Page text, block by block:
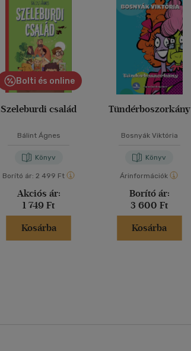
Bolti és online
Szeleburdi család
Bálint Ágnes
Könyv
Borító ár: 2 499 Ft
Akciós ár:
1 749 Ft
Kosárba
Tündérboszorkány
Bosnyák Viktória
Könyv
Árinformációk
Borító ár:
3 600 Ft
Kosárba